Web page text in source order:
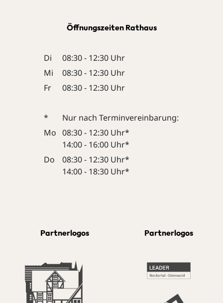
Öffnungszeiten Rathaus
Di
08:30 - 12:30 Uhr
Mi
08:30 - 12:30 Uhr
Fr
08:30 - 12:30 Uhr
*
Nur nach Terminvereinbarung:
Mo 08:30 - 12:30 Uhr*
14:00 - 16:00 Uhr*
Do
08:30 - 12:30 Uhr*
14:00 - 18:30 Uhr*
Partnerlogos Partnerlogos